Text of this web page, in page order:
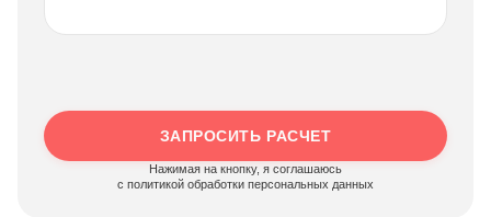
ЗАПРОСИТЬ РАСЧЕТ
Нажимая на кнопку, я соглашаюсь
c политикой обработки персональных данных